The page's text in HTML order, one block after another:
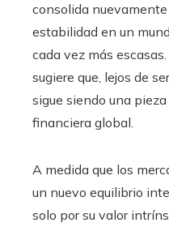
consolida
estabilidad en un
cada vez más
sugiere que, lejos de
sigue siendo una
financiera global.
A medida que los
un nuevo equilibrio
solo por su valor